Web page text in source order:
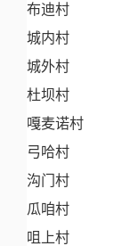
布迪村
城内村
城外村
杜坝村
嘎麦诺村
弓哈村
沟门村
瓜咱村
咀上村